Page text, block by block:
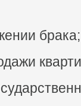
брака;